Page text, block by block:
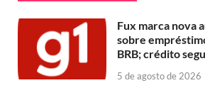
Fux marca nova
sobre
BRB; crédito
5 de agosto de 2026